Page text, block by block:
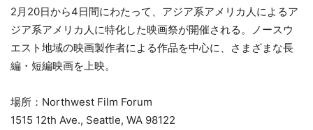
2月20日から4日間にわたって、アジア系アメリカ人によるア
ジア系アメリカ人に特化した映画祭が開催される。ノースウ
エスト地域の映画製作者による作品を中心に、さまざまな長
編・短編映画を上映。
場所：Northwest Film Forum
1515 12th Ave., Seattle, WA 98122